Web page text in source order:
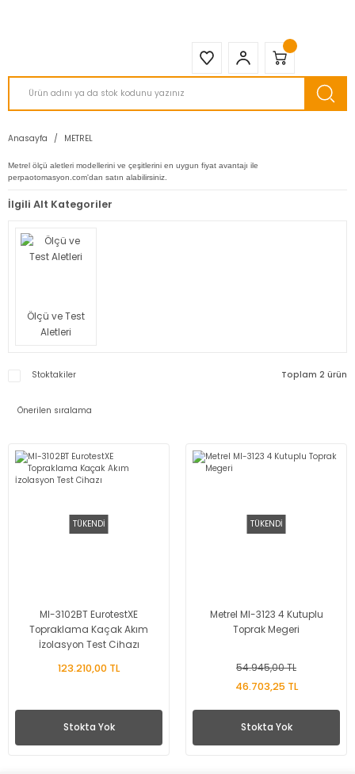
Anasayfa METREL
Metrel ölçü aletleri modellerini ve çeşitlerini en uygun fiyat avantajı ile
perpaotomasyon.com'dan satın alabilirsiniz.
İlgili Alt Kategoriler
Ölçü ve Test
Aletleri
Stoktakiler Toplam 2 ürün
TÜKENDİ
MI-3102BT EurotestXE
Topraklama Kaçak Akım
İzolasyon Test Cihazı
123.210,00 TL
Stokta Yok
TÜKENDİ
Metrel MI-3123 4 Kutuplu
Toprak Megeri
54.945,00 TL
46.703,25 TL
Stokta Yok